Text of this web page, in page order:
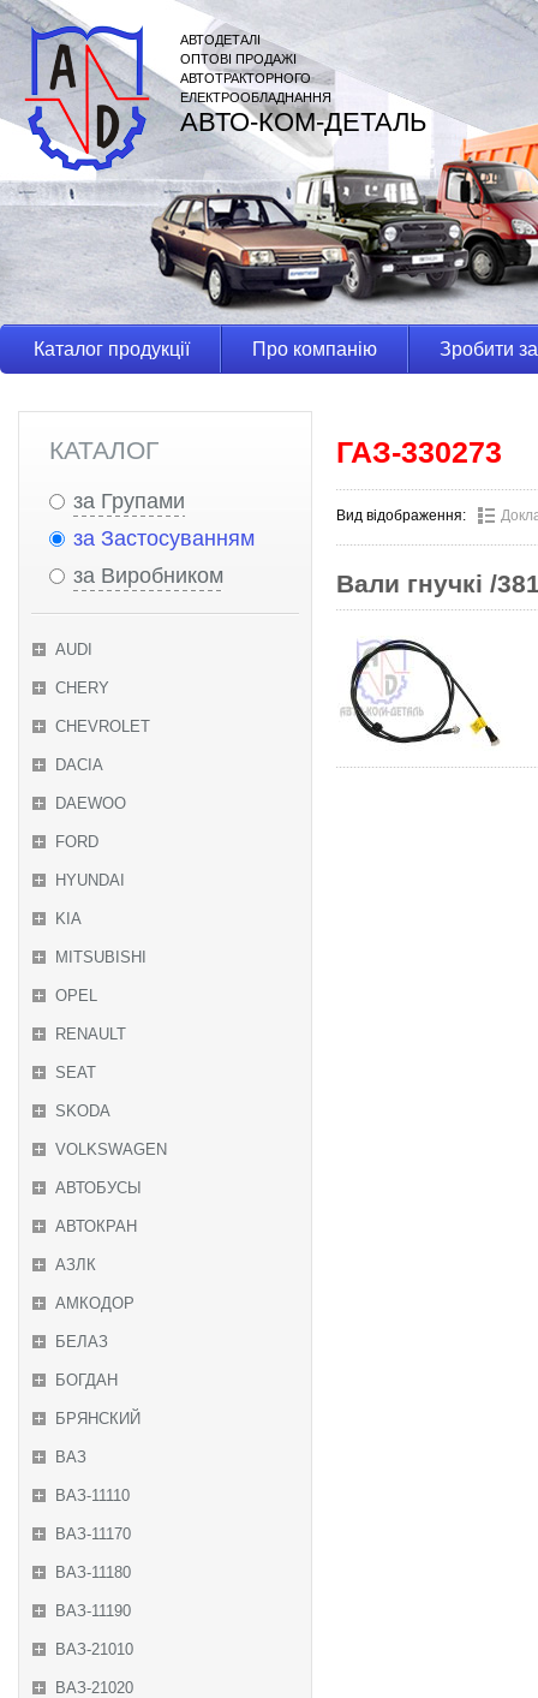
АВТОДЕТАЛІ
ОПТОВІ ПРОДАЖІ
АВТОТРАКТОРНОГО
ЕЛЕКТРООБЛАДНАННЯ
АВТО-КОМ-ДЕТАЛЬ
Каталог продукції Про компанію Зробити
КАТАЛОГ
за Групами
за Застосуванням
за Виробником
AUDI
CHERY
CHEVROLET
DACIA
DAEWOO
FORD
HYUNDAI
KIA
MITSUBISHI
OPEL
RENAULT
SEAT
SKODA
VOLKSWAGEN
АВТОБУСЫ
АВТОКРАН
АЗЛК
АМКОДОР
БЕЛАЗ
БОГДАН
БРЯНСКИЙ
ВАЗ
ВАЗ-11110
ВАЗ-11170
ВАЗ-11180
ВАЗ-11190
ВАЗ-21010
ВАЗ-21020
ГАЗ-330273
Вид відображення:
Вали гнучкі /